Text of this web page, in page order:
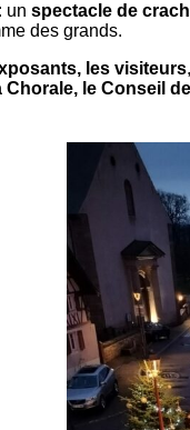
un spectacle de
des grands.
les visiteurs
le Conseil